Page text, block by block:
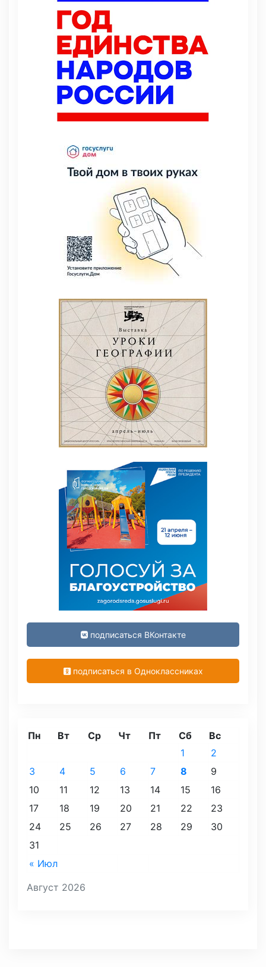
подписаться ВКонтакте
подписаться в Одноклассниках
Август 2026
Пн Вт Ср Чт Пт Сб Вс
« Июл
1
2
3
4 5 6 7 8
9
10
11 12 13 14 15
16
17
18 19 20 21 22
23
24
25 26 27 28 29
30
31